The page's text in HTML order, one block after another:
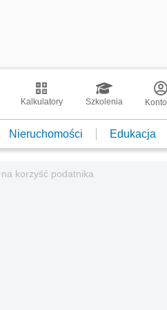
Kalkulatory Szkolenia Konto
Nieruchomości Edukacja
korzyść podatnika